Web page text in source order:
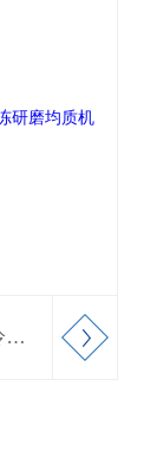
61211-72CG-900叶片式冷冻研磨均质机